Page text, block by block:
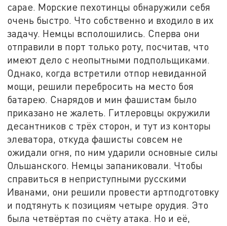
сарае. Морские пехотинцы обнаружили себя
очень быстро. Что собственно и входило в их
задачу. Немцы всполошились. Сперва они
отправили в порт только роту, посчитав, что
имеют дело с неопытными подпольщиками.
Однако, когда встретили отпор невиданной
мощи, решили перебросить на место боя
батарею. Снарядов и мин фашистам было
приказано не жалеть. Гитлеровцы окружили
десантников с трёх сторон, и тут из конторы
элеватора, откуда фашисты совсем не
ожидали огня, по ним ударили основные силы
Ольшанского. Немцы запаниковали. Чтобы
справиться в неприступными русскими
Иванами, они решили провести артподготовку
и подтянуть к позициям четыре орудия. Это
была четвёртая по счёту атака. Но и её,